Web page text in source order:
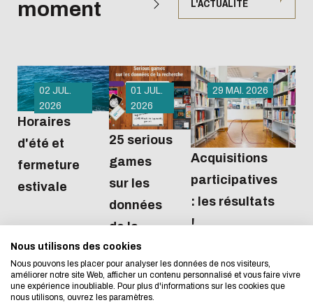
L'écoconception, ça
concerne aussi !
Nous avons développé ce site Internet dans
d'une démarche forte d'écoconception.
moment L'ACTUALITÉ
02 JUL.
2026
Horaires
d'été et
fermeture
estivale
01 JUL.
2026
25 serious
games
sur les
données
de la
recherche
29 MAI. 2026
Acquisitions
participatives
: les résultats
!
Nous utilisons des cookies
Nous pouvons les placer pour analyser les données de nos visiteurs,
améliorer notre site Web, afficher un contenu personnalisé et vous faire vivre
une expérience inoubliable. Pour plus d'informations sur les cookies que
nous utilisons, ouvrez les paramètres.